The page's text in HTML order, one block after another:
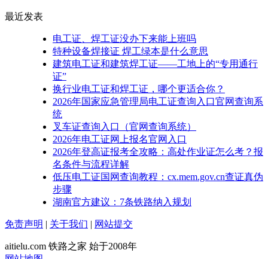
最近发表
电工证、焊工证没办下来能上班吗
特种设备焊接证 焊工绿本是什么意思
建筑电工证和建筑焊工证——工地上的“专用通行
证”
换行业电工证和焊工证，哪个更适合你？
2026年国家应急管理局电工证查询入口官网查询系
统
叉车证查询入口（官网查询系统）
2026年电工证网上报名官网入口
2026年登高证报考全攻略：高处作业证怎么考？报
名条件与流程详解
低压电工证国网查询教程：cx.mem.gov.cn查证真伪
步骤
湖南官方建议：7条铁路纳入规划
免责声明 | 关于我们 | 网站提交
aitielu.com 铁路之家 始于2008年